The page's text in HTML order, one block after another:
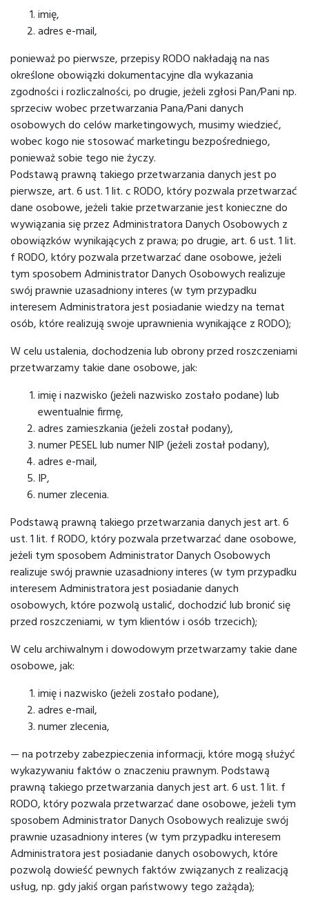
imię,
adres e-mail,
ponieważ po pierwsze, przepisy RODO nakładają na nas
określone obowiązki dokumentacyjne dla wykazania
zgodności i rozliczalności, po drugie, jeżeli zgłosi Pan/Pani np.
sprzeciw wobec przetwarzania Pana/Pani danych
osobowych do celów marketingowych, musimy wiedzieć,
wobec kogo nie stosować marketingu bezpośredniego,
ponieważ sobie tego nie życzy.
Podstawą prawną takiego przetwarzania danych jest po
pierwsze, art. 6 ust. 1 lit. c RODO, który pozwala przetwarzać
dane osobowe, jeżeli takie przetwarzanie jest konieczne do
wywiązania się przez Administratora Danych Osobowych z
obowiązków wynikających z prawa; po drugie, art. 6 ust. 1 lit.
f RODO, który pozwala przetwarzać dane osobowe, jeżeli
tym sposobem Administrator Danych Osobowych realizuje
swój prawnie uzasadniony interes (w tym przypadku
interesem Administratora jest posiadanie wiedzy na temat
osób, które realizują swoje uprawnienia wynikające z RODO);
W celu ustalenia, dochodzenia lub obrony przed roszczeniami
przetwarzamy takie dane osobowe, jak:
imię i nazwisko (jeżeli nazwisko zostało podane) lub
ewentualnie firmę,
adres zamieszkania (jeżeli został podany),
numer PESEL lub numer NIP (jeżeli został podany),
adres e-mail,
IP,
numer zlecenia.
Podstawą prawną takiego przetwarzania danych jest art. 6
ust. 1 lit. f RODO, który pozwala przetwarzać dane osobowe,
jeżeli tym sposobem Administrator Danych Osobowych
realizuje swój prawnie uzasadniony interes (w tym przypadku
interesem Administratora jest posiadanie danych
osobowych, które pozwolą ustalić, dochodzić lub bronić się
przed roszczeniami, w tym klientów i osób trzecich);
W celu archiwalnym i dowodowym przetwarzamy takie dane
osobowe, jak:
imię i nazwisko (jeżeli zostało podane),
adres e-mail,
numer zlecenia,
— na potrzeby zabezpieczenia informacji, które mogą służyć
wykazywaniu faktów o znaczeniu prawnym. Podstawą
prawną takiego przetwarzania danych jest art. 6 ust. 1 lit. f
RODO, który pozwala przetwarzać dane osobowe, jeżeli tym
sposobem Administrator Danych Osobowych realizuje swój
prawnie uzasadniony interes (w tym przypadku interesem
Administratora jest posiadanie danych osobowych, które
pozwolą dowieść pewnych faktów związanych z realizacją
usług, np. gdy jakiś organ państwowy tego zażąda);